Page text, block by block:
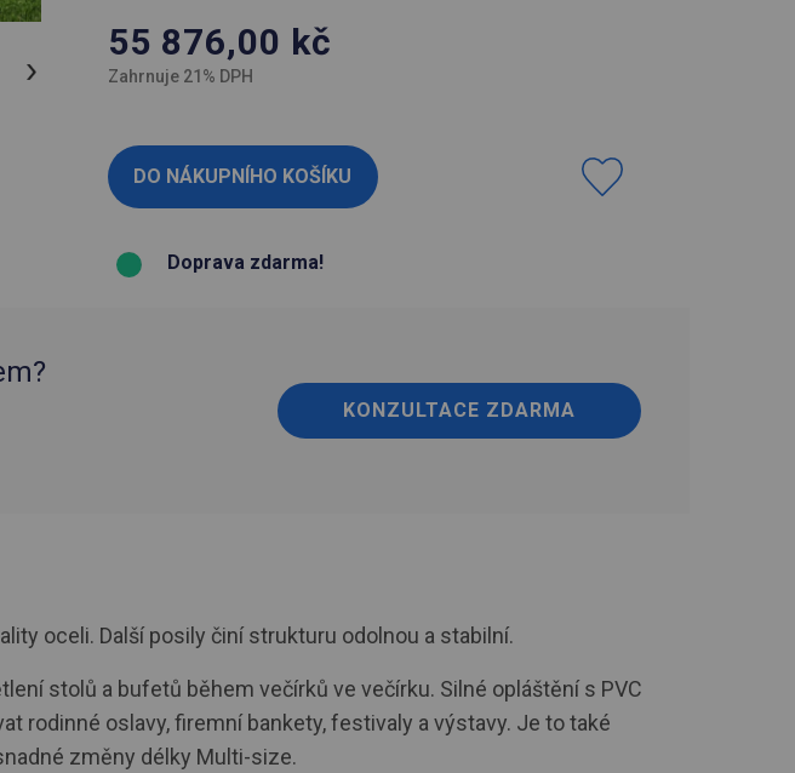
55 876,00 kč
Zahrnuje 21% DPH
Doprava zdarma!
KONZULTACE ZDARMA
oceli. Další posily činí strukturu odolnou a stabilní.
stolů a bufetů během večírků ve večírku. Silné opláštění s PVC
rodinné oslavy, firemní bankety, festivaly a výstavy. Je to také
změny délky Multi-size.